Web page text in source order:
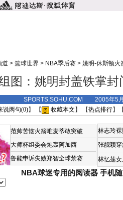
道 > 篮球世界 > NBA季后赛 > 姚明-休斯顿火
图：姚明封盖铁掌
SPORTS.SOHU.COM 2005年5
说两句(0)】 【 收藏本文 】 【热点排行】
范帅苦恼火箭唯麦蒂敢突破
大师杯组委会炮轰阿加西
鲁能申诉失败郑智全球禁赛
林志玲
张靓颖
林忆莲
NBA球迷专用的阅读器 手机